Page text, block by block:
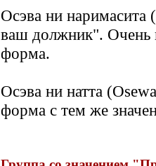
Осэва ни
ваш должник". Очень
форма.
Осэва ни натта
форма с тем же